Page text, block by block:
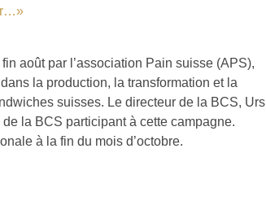
août par l’association Pain suisse (APS),
la production, la transformation et la
suisses. Le directeur de la BCS, Urs
la BCS participant à cette campagne.
à la fin du mois d’octobre.